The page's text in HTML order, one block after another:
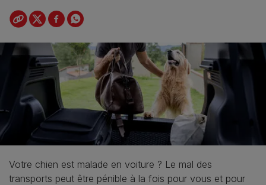
Votre chien est malade en voiture ? Le mal des
transports peut être pénible à la fois pour vous et pour